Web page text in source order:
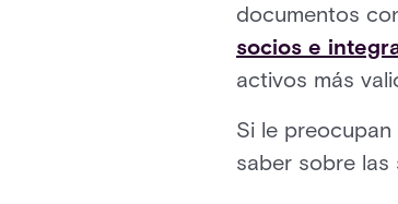
documentos
socios e
activos más
Si le
saber sobre